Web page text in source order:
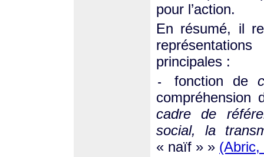
pour l’action.
En résumé, il
principales :
-fonction de
cadre de
social, la
« naïf » » (Abric,